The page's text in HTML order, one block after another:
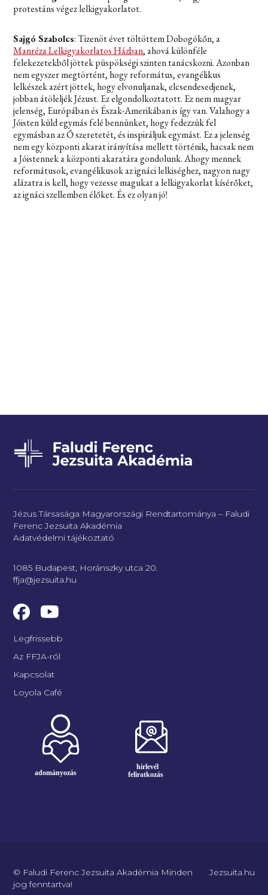
protestáns végez lelkigyakorlatot.
Sajgó Szabolcs: Tizenöt évet töltöttem Dobogókőn, a
Manréza Lelkigyakorlatos Házban, ahová különféle
felekezetekből jöttek püspökségi szinten tanácskozni. Azonban
nem egyszer megtörtént, hogy református, evangélikus
lelkészek azért jöttek, hogy elvonuljanak, elcsendesedjenek,
jobban átöleljék Jézust. Ez elgondolkoztatott. Ez nem magyar
jelenség, Európában és Észak-Amerikában is így van. Valahogy a
Jóisten küld egymás felé bennünket, hogy fedezzük fel
egymásban az Ő szeretetét, és inspiráljuk egymást. Ez a jelenség
nem egy központi akarat irányítása mellett történik, hacsak nem
a Jóistennek a központi akaratára gondolunk. Ahogy mennek
reformátusok, evangélikusok az ignáci lelkiséghez, nagyon nagy
alázatra is kell, hogy vezesse magukat a lelkigyakorlat kísérőket,
az ignáci szellemben élőket. És ez olyan jó!
Jézus Társasága Magyarországi Rendtartománya – Faludi
Ferenc Jezsuita Akadémia
Adatvédelmi tájékoztató
1085 Budapest, Horánszky utca 20.
ffja@jezsuita.hu
Legfrissebb
Az FFJA-ról
Kapcsolat
Loyola Café
© Faludi Ferenc Jezsuita Akadémia Minden
jog fenntartva!
Jezsuita.hu